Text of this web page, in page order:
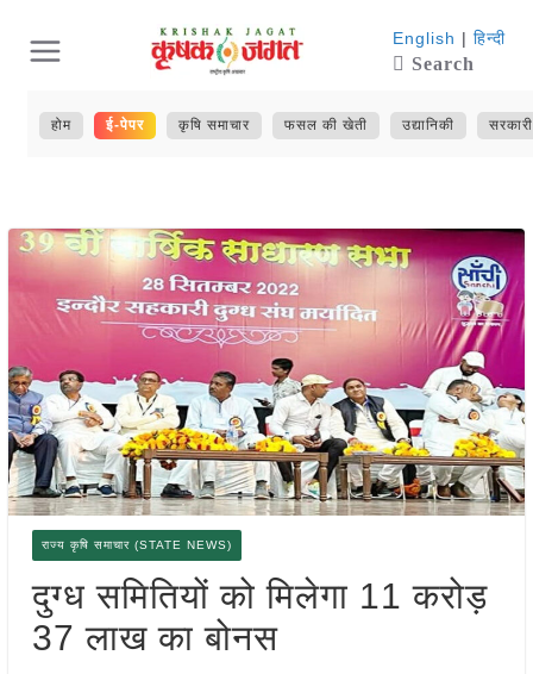
content
English | हिन्दी
Search
होम ई-पेपर कृषि समाचार फसल की खेती उद्यानिकी
राज्य कृषि समाचार (STATE NEWS)
दुग्ध समितियों को मिलेगा 11 करोड़
37 लाख का बोनस